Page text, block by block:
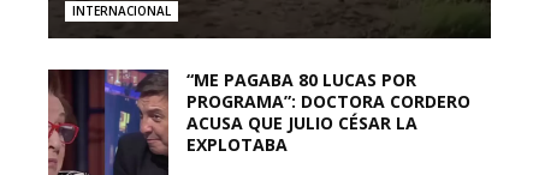
INTERNACIONAL
“ME PAGABA 80 LUCAS POR
PROGRAMA”: DOCTORA CORDERO
ACUSA QUE JULIO CÉSAR LA
EXPLOTABA